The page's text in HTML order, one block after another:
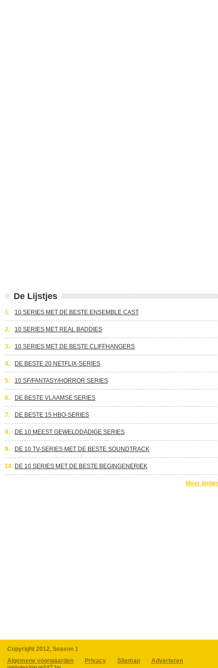
De Lijstjes
1. 10 SERIES MET DE BESTE ENSEMBLE CAST
2. 10 SERIES MET REAL BADDIES
3. 10 SERIES MET DE BESTE CLIFFHANGERS
4. DE BESTE 20 NETFLIX-SERIES
5. 10 SF/FANTASY/HORROR SERIES
6. DE BESTE VLAAMSE SERIES
7. DE BESTE 15 HBO-SERIES
8. DE 10 MEEST GEWELDDADIGE SERIES
9. DE 10 TV-SERIES MET DE BESTE SOUNDTRACK
10. DE 10 SERIES MET DE BESTE BEGINGENERIEK
Meer
Copyright 2012, Season 1
Algemene voorwaarden
Privacy Sitemap
Adverteren